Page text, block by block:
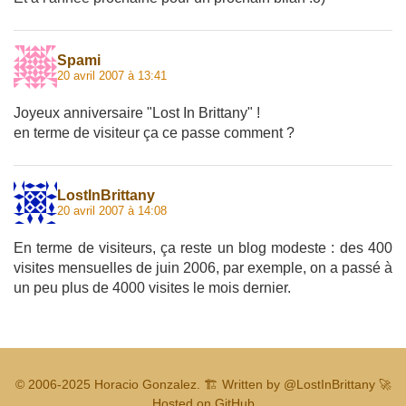
Spami
20 avril 2007 à 13:41
Joyeux anniversaire "Lost In Brittany" !
en terme de visiteur ça ce passe comment ?
LostInBrittany
20 avril 2007 à 14:08
En terme de visiteurs, ça reste un blog modeste : des 400
visites mensuelles de juin 2006, par exemple, on a passé à
un peu plus de 4000 visites le mois dernier.
© 2006-2025 Horacio Gonzalez. 🏗️ Written by @LostInBrittany🚀